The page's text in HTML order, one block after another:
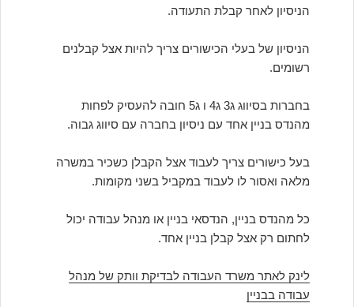
הניסיון לאחר קבלת התעודה.
הניסיון של בעלי הכישורים צריך להיות אצל קבלנים
רשומים.
בחברות בסיווג ג3 ג4 ו ג5 חובה להעסיק לפחות
מהנדס בניין אחד עם ניסיון בחברה עם סיווג גבוה.
בעל כישורים צריך לעבוד אצל הקבלן כשכיר במשרה
מלאה ואסור לו לעבוד במקביל בשני מקומות.
כל מהנדס בניין, הנדסאי בניין או מנהל עבודה יכול
לחתום רק אצל קבלן בניין אחד.
לינק לאתר משרד העבודה לבדיקת וותק של מנהל
עבודה בבניין